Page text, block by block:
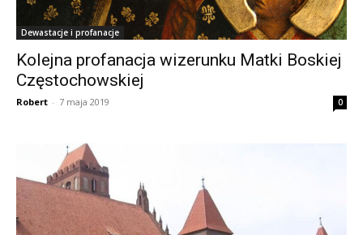
Dewastacje i profanacje
Kolejna profanacja wizerunku Matki Boskiej
Częstochowskiej
Robert - 7 maja 2019 0